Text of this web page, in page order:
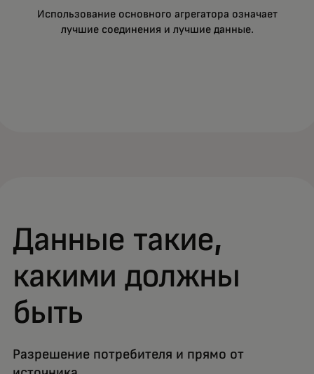
Использование основного агрегатора означает
лучшие соединения и лучшие данные.
Данные такие,
какими должны
быть
Разрешение потребителя и прямо от